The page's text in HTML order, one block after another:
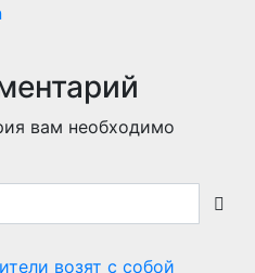
вам необходимо
возят с собой